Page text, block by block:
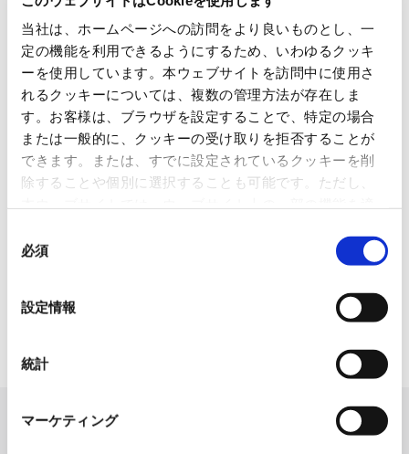
当社は、ホームページへの訪問をより良いものとし、一
定の機能を利用できるようにするため、いわゆるクッキ
ーを使用しています。本ウェブサイトを訪問中に使用さ
れるクッキーについては、複数の管理方法が存在しま
す。お客様は、ブラウザを設定することで、特定の場合
または一般的に、クッキーの受け取りを拒否することが
できます。または、すでに設定されているクッキーを削
除することや個別に選択することも可能です。ただし、
いるので、ご注意ください。これらのクッキーが受け入
れられない場合、本ウェブサイトの機能が制限される場
必須
設定情報
統計
マーケティング
グループ紹介映像【日本語版】
2026.07.17
事業紹介
動画
1845年の創業以来の歩み、グループが展開する5つの事業領域...
使用済み化粧品容器をネームプ
レートへリサイクル